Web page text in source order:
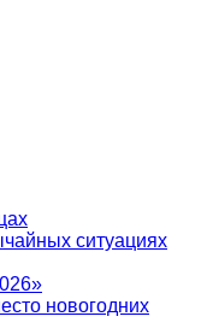
ситуациях
новогодних